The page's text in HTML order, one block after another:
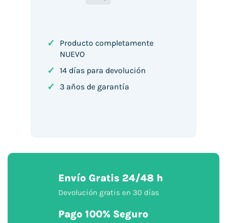
✓
Producto completamente
NUEVO
✓ 14 días para devolución
✓ 3 años de garantía
Envío Gratis 24/48 h
Devolución gratis en 30 días
Pago 100% Seguro